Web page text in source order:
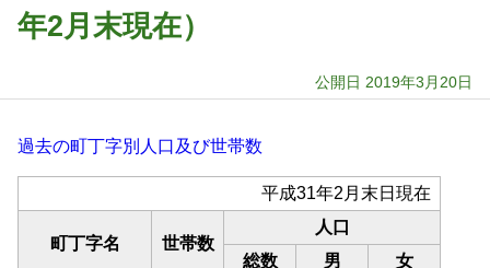
年2月末現在）
公開日 2019年3月20日
過去の町丁字別人口及び世帯数
平成31年2月末日現在
町丁字名 世帯数
人口
総数
男
女